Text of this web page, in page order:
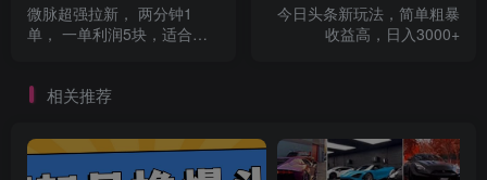
微脉超强拉新， 两分钟1
单， 一单利润5块，适合小
今日头条新玩法，简单粗暴
收益高，日入3000+
相关推荐